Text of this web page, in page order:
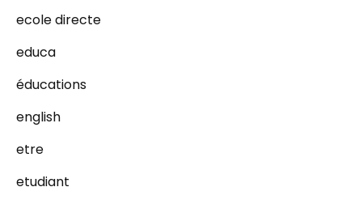
ecole directe
educa
éducations
english
etre
etudiant